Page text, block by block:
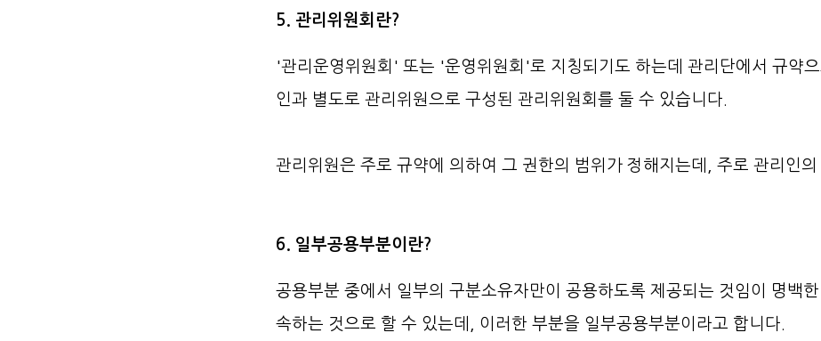
5. 관리위원회란?
'관리운영위원회' 또는 '운영위원회'로 지칭되기도 하는데 관리단에서 규약
인과 별도로 관리위원으로 구성된 관리위원회를 둘 수 있습니다.
관리위원은 주로 규약에 의하여 그 권한의 범위가 정해지는데, 주로 관리인
6. 일부공용부분이란?
공용부분 중에서 일부의 구분소유자만이 공용하도록 제공되는 것임이 명백
속하는 것으로 할 수 있는데, 이러한 부분을 일부공용부분이라고 합니다.